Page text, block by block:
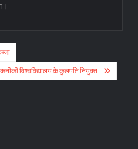
तकनीकी विश्वविद्यालय के कुलपति नियुक्त